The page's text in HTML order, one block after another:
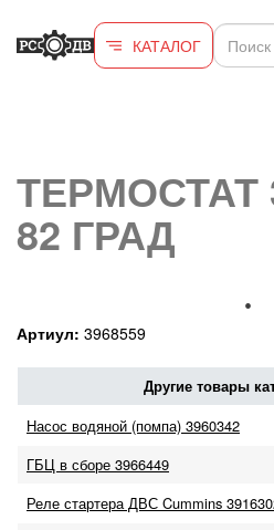
КАТАЛОГ
ТЕРМОСТАТ
82 ГРАД
Артиул: 3968559
Другие товары
Насос водяной (помпа) 3960342
ГБЦ в сборе 3966449
Реле стартера ДВС Cummins